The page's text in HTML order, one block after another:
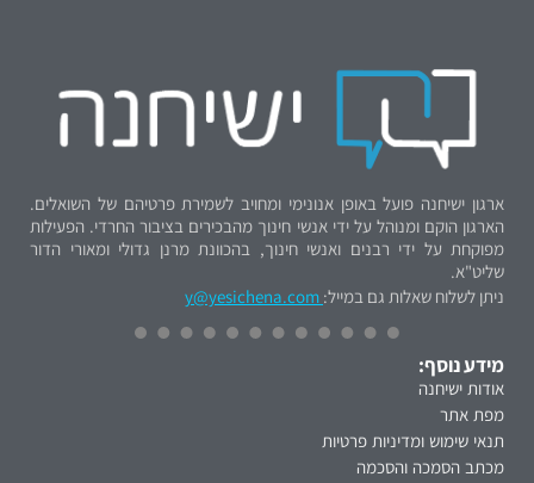
ארגון ישיחנה פועל באופן אנונימי ומחויב לשמירת פרטיהם של השואלים.
הארגון הוקם ומנוהל על ידי אנשי חינוך מהבכירים בציבור החרדי. הפעילות
מפוקחת על ידי רבנים ואנשי חינוך, בהכוונת מרנן גדולי ומאורי הדור
שליט"א.
ניתן לשלוח שאלות גם במייל: y@yesichena.com
מידע נוסף:
אודות ישיחנה
מפת אתר
תנאי שימוש ומדיניות פרטיות
מכתב הסמכה והסכמה